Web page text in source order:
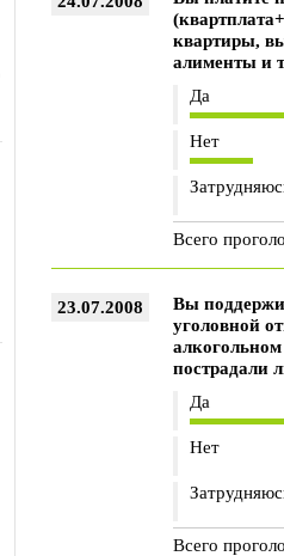
квартиры,
алименты и
Да
Нет
Всего
23.07.2008
Вы
уголовной
пострадали
Да
Нет
Всего